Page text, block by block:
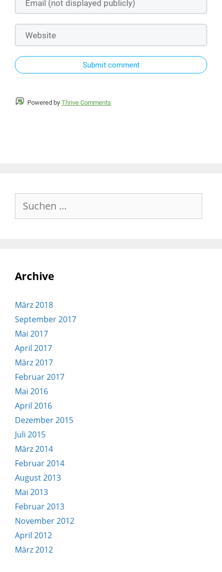
Submit comment
Powered by Thrive Comments
Archive
März 2018
September 2017
Mai 2017
April 2017
März 2017
Februar 2017
Mai 2016
April 2016
Dezember 2015
Juli 2015
März 2014
Februar 2014
August 2013
Mai 2013
Februar 2013
November 2012
April 2012
März 2012